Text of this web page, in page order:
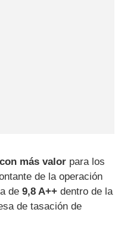
más valor para los
de la operación
de9,8 A++ dentro de la
de tasación de